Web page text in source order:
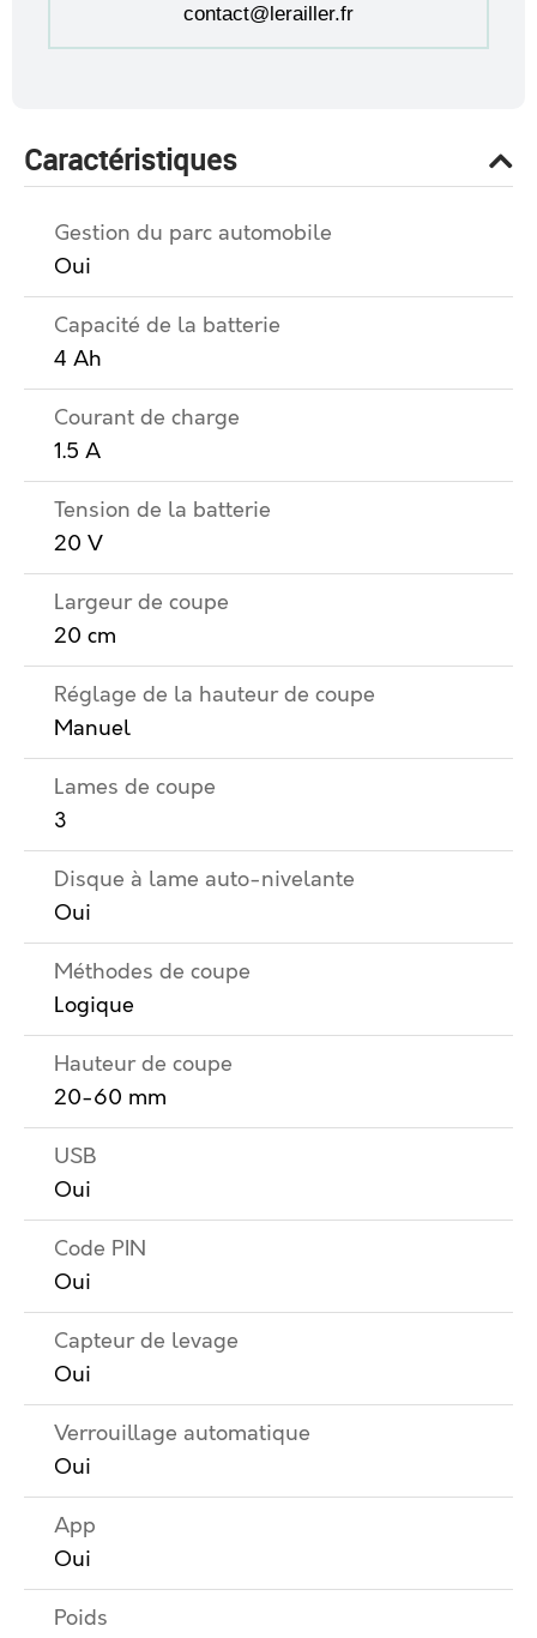
contact@lerailler.fr
Caractéristiques
Gestion du parc automobile
Oui
Capacité de la batterie
4 Ah
Courant de charge
1.5 A
Tension de la batterie
20 V
Largeur de coupe
20 cm
Réglage de la hauteur de coupe
Manuel
Lames de coupe
3
Disque à lame auto-nivelante
Oui
Méthodes de coupe
Logique
Hauteur de coupe
20-60 mm
USB
Oui
Code PIN
Oui
Capteur de levage
Oui
Verrouillage automatique
Oui
App
Oui
Poids